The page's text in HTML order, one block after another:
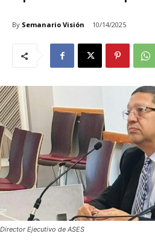
By Semanario Visión 10/14/2025
Director Ejecutivo de ASES